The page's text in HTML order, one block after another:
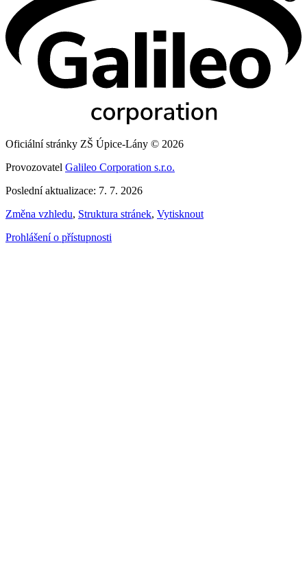
Oficiální stránky ZŠ Úpice-Lány © 2026
Provozovatel Galileo Corporation s.r.o.
Poslední aktualizace: 7. 7. 2026
Změna vzhledu, Struktura stránek, Vytisknout
Prohlášení o přístupnosti